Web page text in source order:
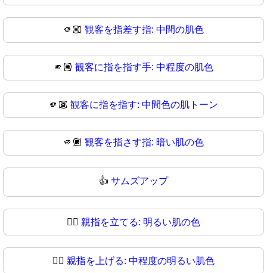
🫵🏼 観客を指差す指: 中間の肌色
🫵🏽 観客に指を指す手: 中程度の肌色
🫵🏾 観客に指を指す: 中間色の肌トーン
🫵🏿 観客を指さす指: 暗い肌の色
👍 サムズアップ
👍🏻 親指を立てる: 明るい肌の色
👍🏼 親指を上げる: 中程度の明るい肌色